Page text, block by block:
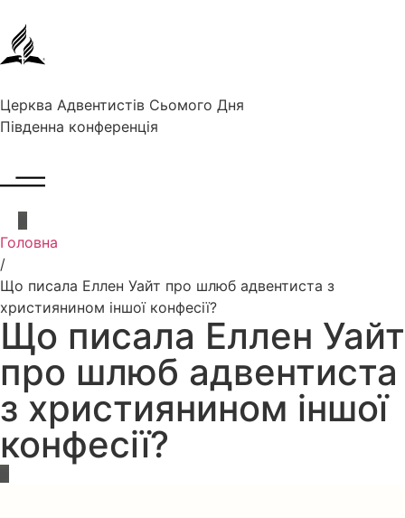
Церква Адвентистів Сьомого Дня
Південна конференція
Головна
/
Що писала Еллен Уайт про шлюб адвентиста з
християнином іншої конфесії?
Що писала Еллен Уайт
про шлюб адвентиста
з християнином іншої
конфесії?